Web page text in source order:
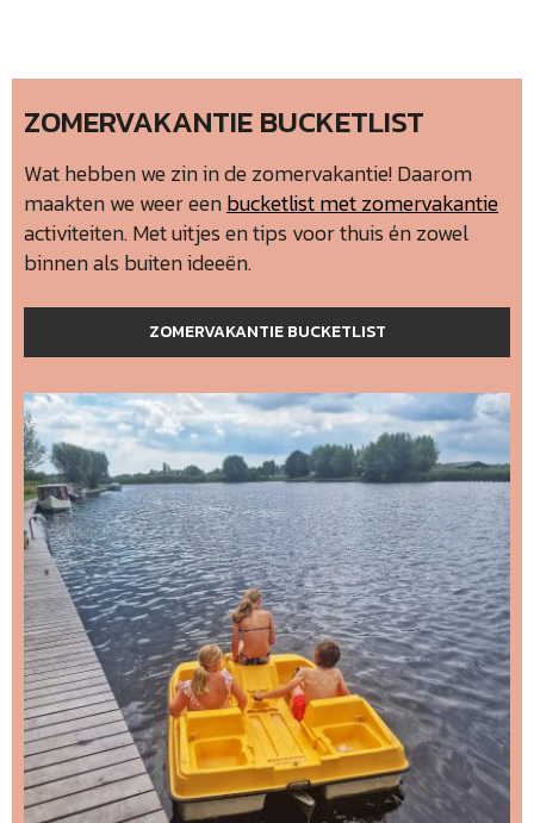
ZOMERVAKANTIE BUCKETLIST
Wat hebben we zin in de zomervakantie! Daarom
maakten we weer eenbucketlist met zomervakantie
activiteiten. Met uitjes en tips voor thuis én zowel
binnen als buiten ideeën.
ZOMERVAKANTIE BUCKETLIST